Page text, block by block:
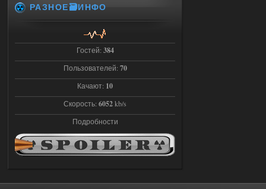
STCoP WP 3.4
Stalker-Mods-Clan-su
Объединенный Пак 2 + OGSR +
STCoP WP 3.4
21:22
andreyforest1993
Здравствуйте, почему не
трелере?
РАЗНОЕ🗃️ИНФО
Гостей: 384
Пользователей: 70
Качают: 10
Скорость: 6052kb/s
Подробности